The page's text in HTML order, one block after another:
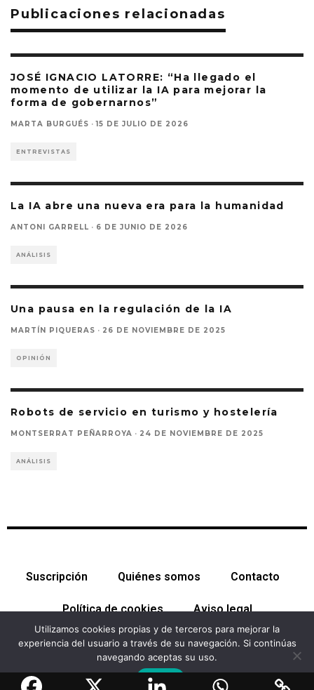
Publicaciones relacionadas
JOSÉ IGNACIO LATORRE: “Ha llegado el
momento de utilizar la IA para mejorar la
forma de gobernarnos”
MARTA BURGUÉS · 15 DE JULIO DE 2026
ENTREVISTAS
La IA abre una nueva era para la humanidad
ANTONI GARRELL · 6 DE JUNIO DE 2026
ANÁLISIS
Una pausa en la regulación de la IA
MARTÍN PIQUERAS · 26 DE NOVIEMBRE DE 2025
OPINIÓN
Robots de servicio en turismo y hostelería
MONTSERRAT PEÑARROYA · 24 DE NOVIEMBRE DE 2025
ANÁLISIS
Suscripción Quiénes somos Contacto
Política de cookies Aviso legal
© Cataluña Económica 2026. Todos los derechos reservados
Utilizamos cookies propias y de terceros para mejorar la
experiencia del usuario a través de su navegación. Si continúas
navegando aceptas su uso.
Aceptar